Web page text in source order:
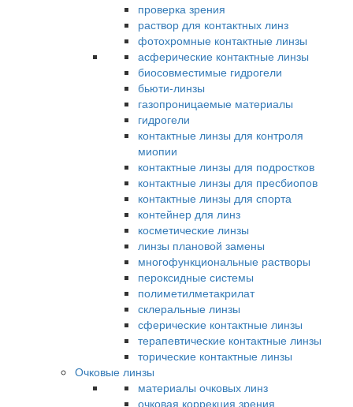
проверка зрения
раствор для контактных линз
фотохромные контактные линзы
асферические контактные линзы
биосовместимые гидрогели
бьюти-линзы
газопроницаемые материалы
гидрогели
контактные линзы для контроля
миопии
контактные линзы для подростков
контактные линзы для пресбиопов
контактные линзы для спорта
контейнер для линз
косметические линзы
линзы плановой замены
многофункциональные растворы
пероксидные системы
полиметилметакрилат
склеральные линзы
сферические контактные линзы
терапевтические контактные линзы
торические контактные линзы
Очковые линзы
материалы очковых линз
очковая коррекция зрения